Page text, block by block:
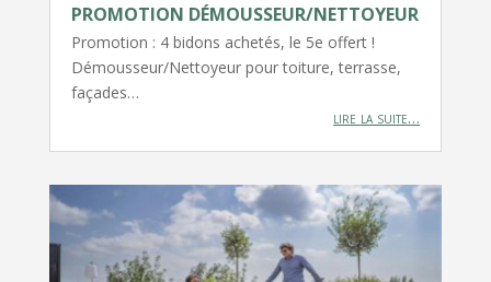
PROMOTION DÉMOUSSEUR/NETTOYEUR
Promotion : 4 bidons achetés, le 5e offert !
Démousseur/Nettoyeur pour toiture, terrasse,
façades…
lire la suite…